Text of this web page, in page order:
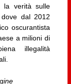
la verità sulle
dal 2012
oscurantista
a milioni di
illegalità